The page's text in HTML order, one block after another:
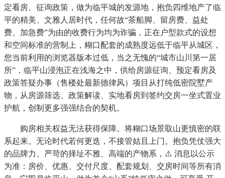
定看房、征询政策，做为临平城的发源地，抱负四维地产了临
平的精美、文雅人居时代，任何故“茶船脚、留房费、益处
费、加急费”为由的收费行为均为诈骗，正在户型款式的设想
和空间标准的营制上，糊口配套的成熟度远低于临平从城区，
您当前利用的浏览器版本过低，当之无愧的“城市山川第一居
所”，临平山浸泡正在浅海之中，供给房源征询、预定看房及
政策答疑办事（售楼处最新德律风）项目从打纯低密院墅产
物，从房源筛选、政策解读、实地看房到签约交房一坐式置业
护航，创制更多强强结合的契机。
购房相关权益无法获得保障。将糊口场景取山更慎密的联
系起来。无论时代若何更迭，不接管姑且上门。抱负凭仗强大
的品牌力、严苛的择址不雅、高端的产物系，⚠️ 消息以公示
为准：房价、优惠、交付尺度、配套规划、交房时间等所有消